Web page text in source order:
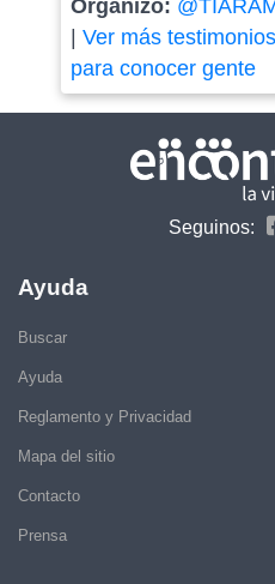
Organizó:
Ver más
para conocer gente
Seguinos:
Ayuda
Buscar
Ayuda
Reglamento y Privacidad
Mapa del sitio
Contacto
Prensa